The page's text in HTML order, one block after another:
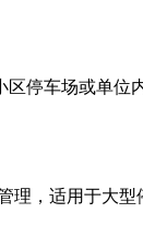
车场或单位内
，适用于大型